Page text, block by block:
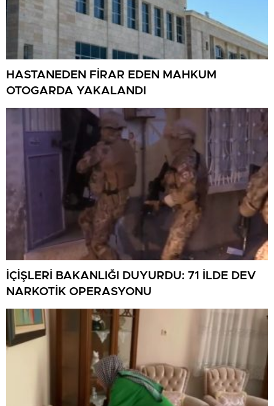
HASTANEDEN FİRAR EDEN MAHKUM
OTOGARDA YAKALANDI
İÇİŞLERİ BAKANLIĞI DUYURDU: 71 İLDE DEV
NARKOTİK OPERASYONU